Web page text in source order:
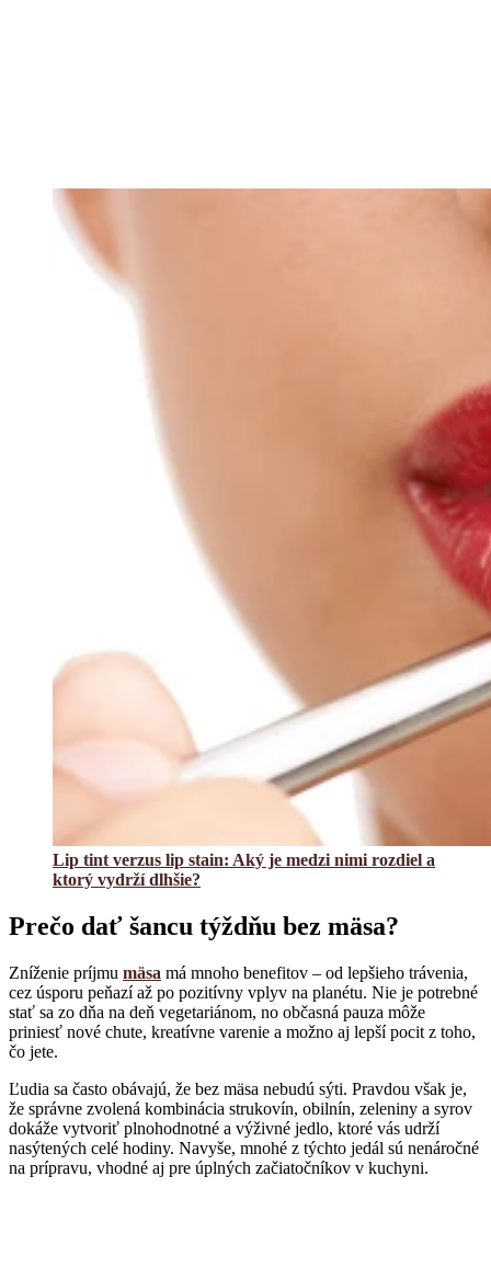
Lip tint verzus lip stain: Aký je medzi nimi rozdiel a
ktorý vydrží dlhšie?
Prečo dať šancu týždňu bez mäsa?
Zníženie príjmu mäsa má mnoho benefitov – od lepšieho trávenia,
cez úsporu peňazí až po pozitívny vplyv na planétu. Nie je potrebné
stať sa zo dňa na deň vegetariánom, no občasná pauza môže
priniesť nové chute, kreatívne varenie a možno aj lepší pocit z toho,
čo jete.
Ľudia sa často obávajú, že bez mäsa nebudú sýti. Pravdou však je,
že správne zvolená kombinácia strukovín, obilnín, zeleniny a syrov
dokáže vytvoriť plnohodnotné a výživné jedlo, ktoré vás udrží
nasýtených celé hodiny. Navyše, mnohé z týchto jedál sú nenáročné
na prípravu, vhodné aj pre úplných začiatočníkov v kuchyni.